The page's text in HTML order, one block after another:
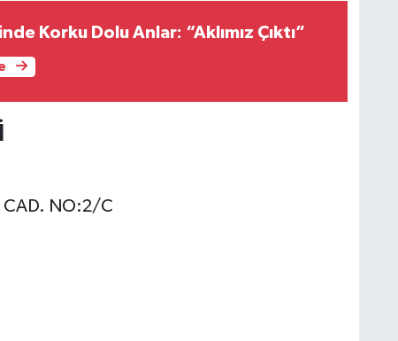
Korku Dolu Anlar: “Aklımız Çıktı”
CAD. NO:2/C